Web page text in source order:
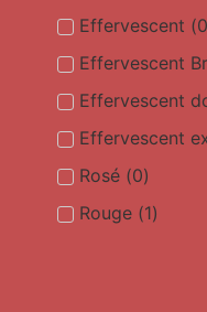
Effervescent (0
Effervescent
Effervescent
Effervescent
Rosé (0)
Rouge (1)